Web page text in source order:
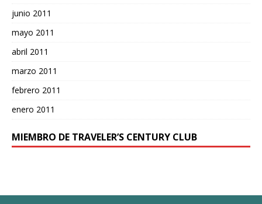
junio 2011
mayo 2011
abril 2011
marzo 2011
febrero 2011
enero 2011
MIEMBRO DE TRAVELER’S CENTURY CLUB